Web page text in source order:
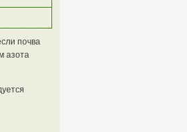
почва
азота